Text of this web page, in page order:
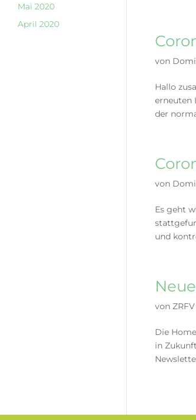
von
Hallo
erneuten
der
von
Es geht
und
von
Die
in
Mai 2020
April 2020